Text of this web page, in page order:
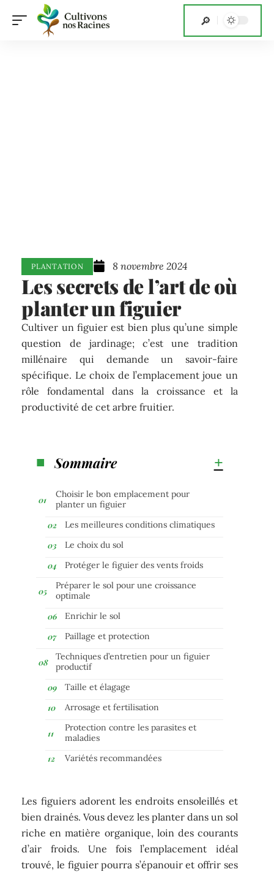
PLANTATION 8 novembre 2024
Les secrets de l’art de où
planter un figuier
Cultiver un figuier est bien plus qu’une simple
question de jardinage; c’est une tradition
millénaire qui demande un savoir-faire
spécifique. Le choix de l’emplacement joue un
rôle fondamental dans la croissance et la
productivité de cet arbre fruitier.
Sommaire
Choisir le bon emplacement pour
planter un figuier
Les meilleures conditions climatiques
Le choix du sol
Protéger le figuier des vents froids
Préparer le sol pour une croissance
optimale
Enrichir le sol
Paillage et protection
Techniques d’entretien pour un figuier
productif
Taille et élagage
Arrosage et fertilisation
Protection contre les parasites et
maladies
Variétés recommandées
Les figuiers adorent les endroits ensoleillés et
bien drainés. Vous devez les planter dans un sol
riche en matière organique, loin des courants
d’air froids. Une fois l’emplacement idéal
trouvé, le figuier pourra s’épanouir et offrir ses